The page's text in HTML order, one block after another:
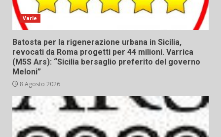
Varie
Batosta per la rigenerazione urbana in Sicilia,
revocati da Roma progetti per 44 milioni. Varrica
(M5S Ars): “Sicilia bersaglio preferito del governo
Meloni”
8 Agosto 2026